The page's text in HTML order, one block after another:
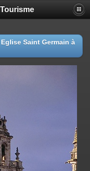
Eglise Saint Germain à